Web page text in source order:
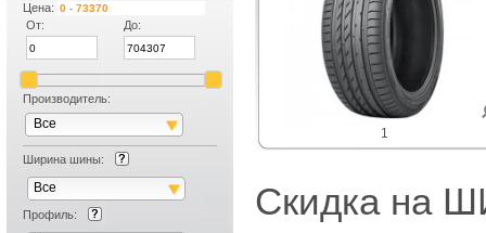
Цена:
От:
До:
Производитель:
Все
Ширина шины:
Все
Профиль:
1
Скидка на